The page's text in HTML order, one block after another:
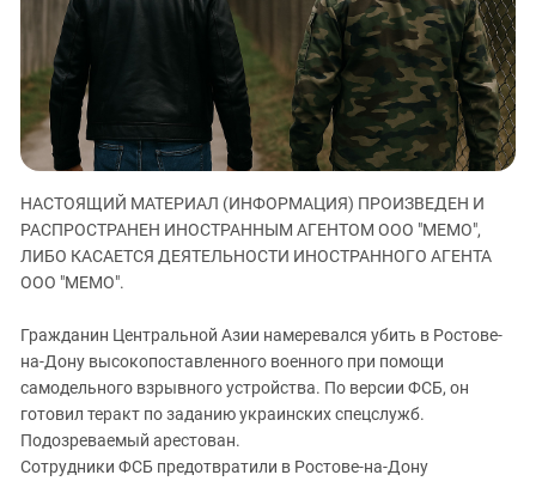
ЗАСТАВЛЯЕТ
КАВКАЗ ЗА ПАЛЕСТИНУ
ИНАКОМЫСЛИЕ В ЧЕЧНЕ
ПРЕСЛЕДОВАНИЕ АКТИВИСТОВ
МОБИЛИЗАЦИЯ И ПРОТЕСТЫ
Дагестан
Ингушетия
Кабардино-Балкария
Калмыкия
Карачаево-Черкесия
Краснодарский край
Российская Федерация
Северная Осетия - Алания
СКФО
Ставропольский край
Чечня
НАСТОЯЩИЙ МАТЕРИАЛ (ИНФОРМАЦИЯ) ПРОИЗВЕДЕН И
РАСПРОСТРАНЕН ИНОСТРАННЫМ АГЕНТОМ ООО "МЕМО",
ЛИБО КАСАЕТСЯ ДЕЯТЕЛЬНОСТИ ИНОСТРАННОГО АГЕНТА
ООО "МЕМО".
Гражданин Центральной Азии намеревался убить в Ростове-
на-Дону высокопоставленного военного при помощи
самодельного взрывного устройства. По версии ФСБ, он
готовил теракт по заданию украинских спецслужб.
Подозреваемый арестован.
Сотрудники ФСБ предотвратили в Ростове-на-Дону